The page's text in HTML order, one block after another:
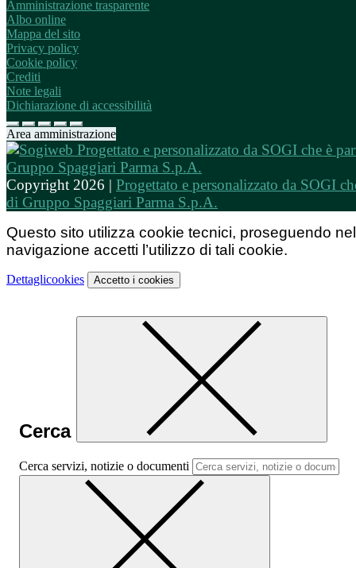
Amministrazione trasparente
Albo online
Mappa del sito
Privacy policy
Cookie policy
Crediti
Note legali
Dichiarazione di accessibilità
Area amministrazione
Copyright 2026 | Progettato e personalizzato da SOGI
di Gruppo Spaggiari Parma S.p.A.
Questo sito utilizza cookie tecnici, proseguendo
navigazione accetti l’utilizzo di tali cookie.
Dettaglicookies Accetto i cookies
Cerca
Cerca servizi, notizie o documenti